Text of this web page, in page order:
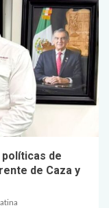
de
de Caza y